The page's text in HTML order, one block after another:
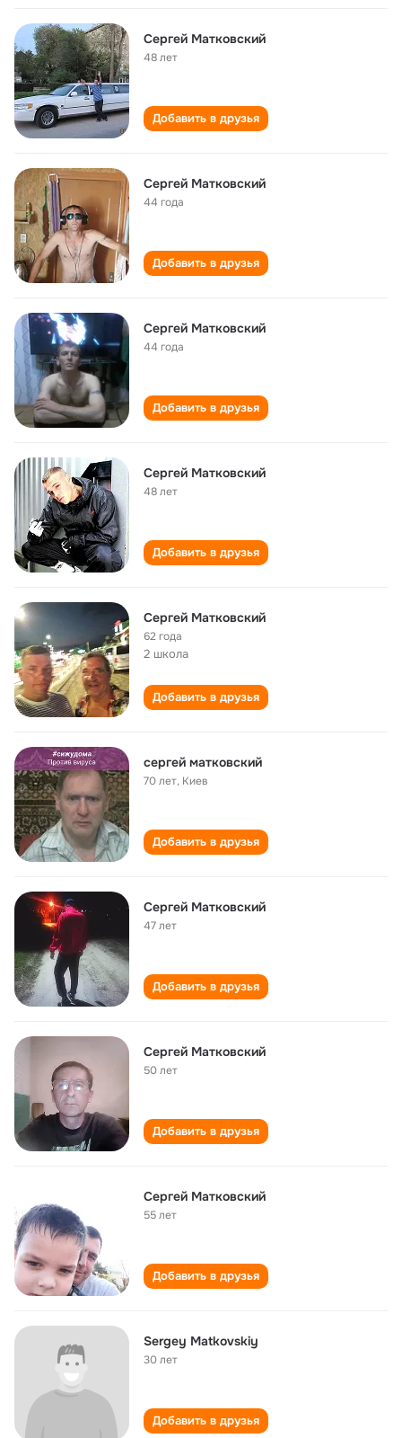
Сергей Матковский
48 лет
Добавить в друзья
Сергей Матковский
44 года
Добавить в друзья
Сергей Матковский
44 года
Добавить в друзья
Сергей Матковский
48 лет
Добавить в друзья
Сергей Матковский
62 года
2 школа
Добавить в друзья
сергей матковский
70 лет, Киев
Добавить в друзья
Сергей Матковский
47 лет
Добавить в друзья
Сергей Матковский
50 лет
Добавить в друзья
Сергей Матковский
55 лет
Добавить в друзья
Sergey Matkovskiy
30 лет
Добавить в друзья